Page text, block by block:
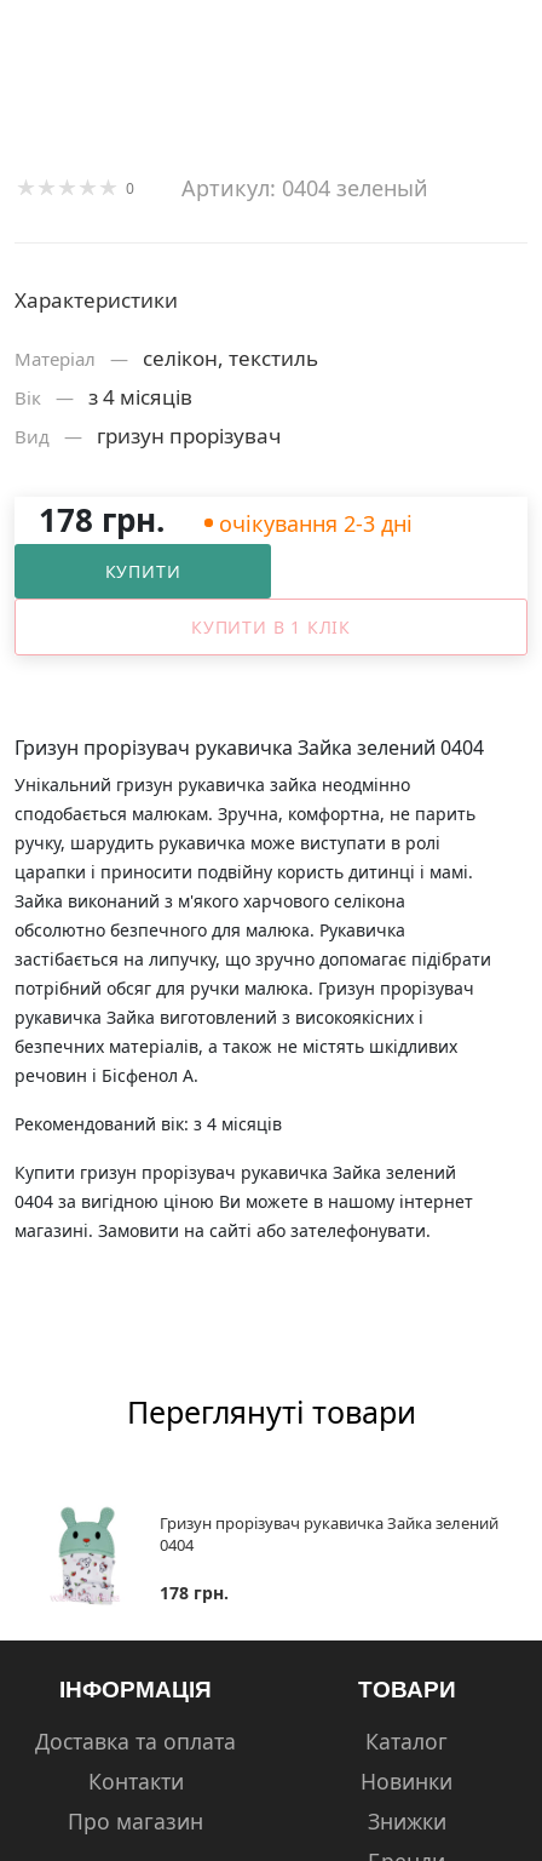
0 Артикул: 0404 зеленый
Характеристики
Матерiал — селікон, текстиль
Вік — з 4 місяців
Вид — гризун прорізувач
178 грн. очікування 2-3 дні
КУПИТИ
КУПИТИ В 1 КЛІК
Гризун прорізувач рукавичка Зайка зелений 0404
Унікальний гризун рукавичка зайка неодмінно
сподобається малюкам. Зручна, комфортна, не парить
ручку, шарудить рукавичка може виступати в ролі
царапки і приносити подвійну користь дитинці і мамі.
Зайка виконаний з м'якого харчового селікона
обсолютно безпечного для малюка. Рукавичка
застібається на липучку, що зручно допомагає підібрати
потрібний обсяг для ручки малюка. Гризун прорізувач
рукавичка Зайка виготовлений з високоякісних і
безпечних матеріалів, а також не містять шкідливих
речовин і Бісфенол А.
Рекомендований вік: з 4 місяців
Купити гризун прорізувач рукавичка Зайка зелений
0404 за вигідною ціною Ви можете в нашому інтернет
магазині. Замовити на сайті або зателефонувати.
Переглянуті товари
Гризун прорізувач рукавичка Зайка зелений
0404
178 грн.
ІНФОРМАЦІЯ
Доставка та оплата
Контакти
Про магазин
ТОВАРИ
Каталог
Новинки
Знижки